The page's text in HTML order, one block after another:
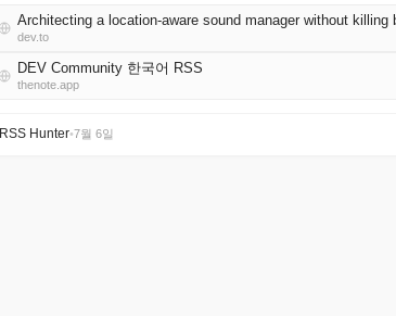
Architecting a location-aware sound manager without killing
dev.to
DEV Community 한국어 RSS
thenote.app
RSS Hunter•7월 6일